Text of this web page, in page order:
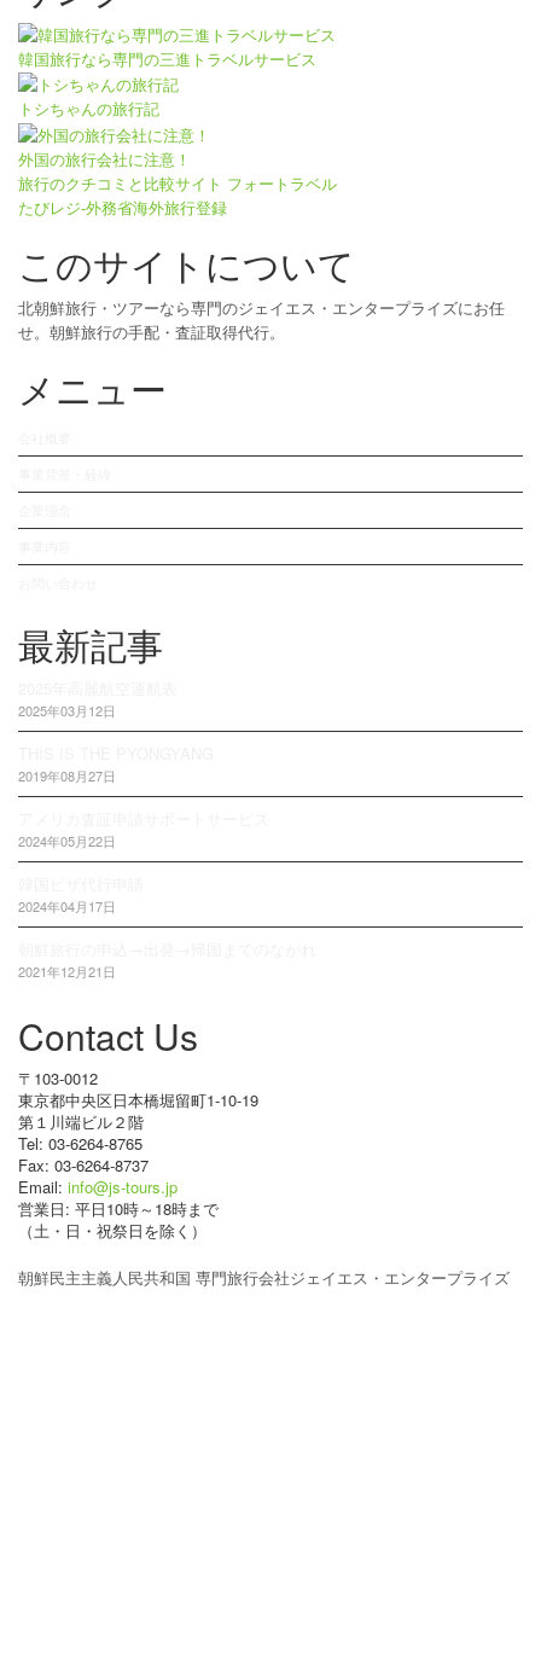
韓国旅行なら専門の三進トラベルサービス
トシちゃんの旅行記
外国の旅行会社に注意！
旅行のクチコミと比較サイト フォートラベル
たびレジ-外務省海外旅行登録
このサイトについて
北朝鮮旅行・ツアーなら専門のジェイエス・エンタープライズにお任
せ。朝鮮旅行の手配・査証取得代行。
メニュー
最新記事
2025年03月12日
2019年08月27日
2024年05月22日
2024年04月17日
2021年12月21日
Contact Us
〒103-0012
東京都中央区日本橋堀留町1-10-19
第１川端ビル２階
Tel: 03-6264-8765
Fax: 03-6264-8737
Email: info@js-tours.jp
営業日: 平日10時～18時まで
（土・日・祝祭日を除く）
朝鮮民主主義人民共和国 専門旅行会社ジェイエス・エンタープライズ